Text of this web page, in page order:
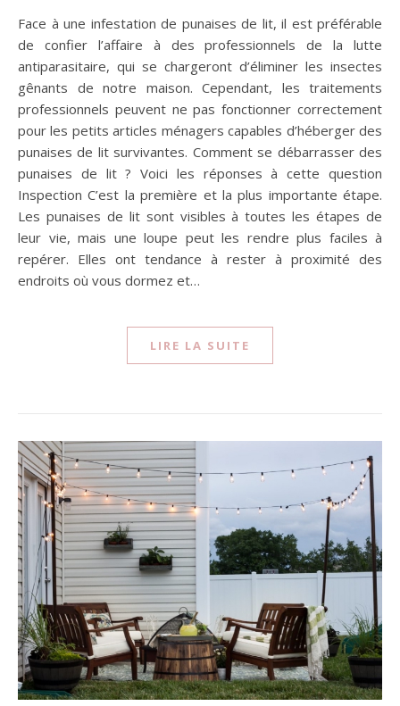
Face à une infestation de punaises de lit, il est préférable
de confier l’affaire à des professionnels de la lutte
antiparasitaire, qui se chargeront d’éliminer les insectes
gênants de notre maison. Cependant, les traitements
professionnels peuvent ne pas fonctionner correctement
pour les petits articles ménagers capables d’héberger des
punaises de lit survivantes. Comment se débarrasser des
punaises de lit ? Voici les réponses à cette question
Inspection C’est la première et la plus importante étape.
Les punaises de lit sont visibles à toutes les étapes de
leur vie, mais une loupe peut les rendre plus faciles à
repérer. Elles ont tendance à rester à proximité des
endroits où vous dormez et…
LIRE LA SUITE